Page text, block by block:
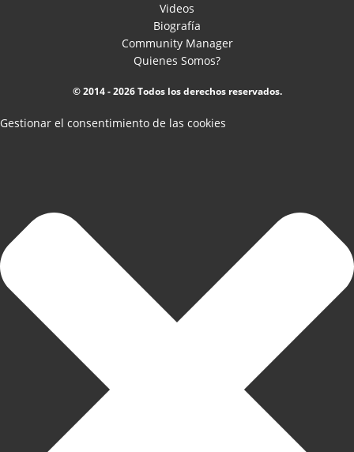
Videos
Biografía
Community Manager
Quienes Somos?
© 2014 - 2026 Todos los derechos reservados.
Gestionar el consentimiento de las cookies